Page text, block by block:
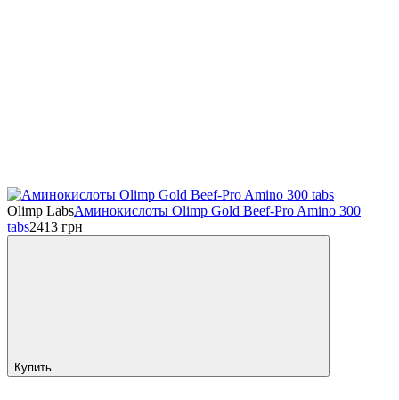
Olimp LabsАминокислоты Olimp Gold Beef-Pro Amino 300
tabs2413 грн
Купить